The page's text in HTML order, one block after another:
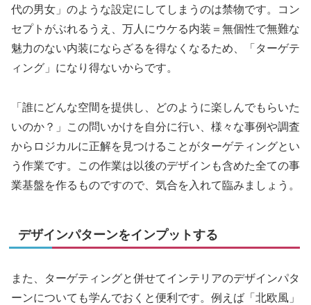
代の男女」のような設定にしてしまうのは禁物です。コン
セプトがぶれるうえ、万人にウケる内装＝無個性で無難な
魅力のない内装にならざるを得なくなるため、「ターゲテ
ィング」になり得ないからです。
「誰にどんな空間を提供し、どのように楽しんでもらいた
いのか？」この問いかけを自分に行い、様々な事例や調査
からロジカルに正解を見つけることがターゲティングとい
う作業です。この作業は以後のデザインも含めた全ての事
業基盤を作るものですので、気合を入れて臨みましょう。
デザインパターンをインプットする
また、ターゲティングと併せてインテリアのデザインパタ
ーンについても学んでおくと便利です。例えば「北欧風」